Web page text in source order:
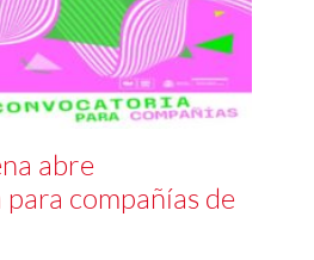
abre
compañías de